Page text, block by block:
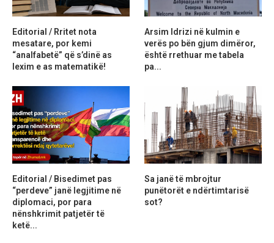
Editorial / Rritet nota
mesatare, por kemi
“analfabetë” që s’dinë as
lexim e as matematikë!
Arsim Idrizi në kulmin e
verës po bën gjum dimëror,
është rrethuar me tabela
pa...
Editorial / Bisedimet pas
“perdeve” janë legjitime në
diplomaci, por para
nënshkrimit patjetër të
ketë...
Sa janë të mbrojtur
punëtorët e ndërtimtarisë
sot?